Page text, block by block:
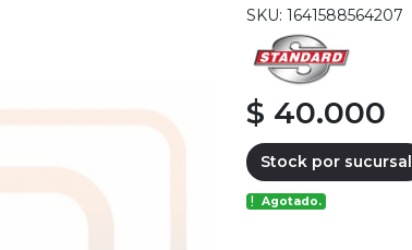
SKU: 1641588564207
$ 40.000
Stock por sucursal
Agotado.